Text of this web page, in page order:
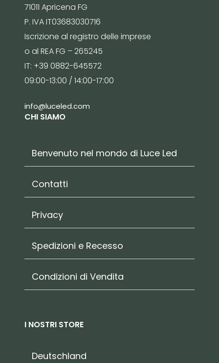
71011 Apricena FG
P. IVA IT03683030716
Iscrizione al registro delle imprese
o al REA FG – 265245
IT: +39 0882-645572
09:00-13:00 / 14:00-17:00
info@luceled.com
CHI SIAMO
Benvenuto nel mondo di Luce Led
Contatti
Privacy
Spedizioni e Recesso
Condizioni di Vendita
I NOSTRI STORE
Deutschland